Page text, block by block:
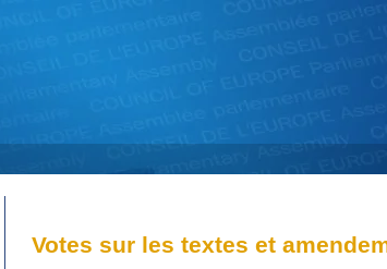
Votes sur les textes et